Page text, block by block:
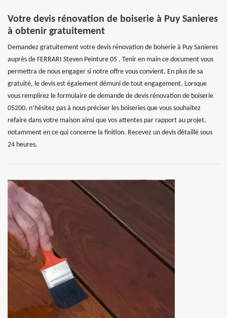
Votre devis rénovation de boiserie à Puy Sanieres
à obtenir gratuitement
Demandez gratuitement votre devis rénovation de boiserie à Puy Sanieres
auprès de FERRARI Steven Peinture 05 . Tenir en main ce document vous
permettra de nous engager si notre offre vous convient. En plus de sa
gratuité, le devis est également démuni de tout engagement. Lorsque
vous remplirez le formulaire de demande de devis rénovation de boiserie
05200, n’hésitez pas à nous préciser les boiseries que vous souhaitez
refaire dans votre maison ainsi que vos attentes par rapport au projet,
notamment en ce qui concerne la finition. Recevez un devis détaillé sous
24 heures.